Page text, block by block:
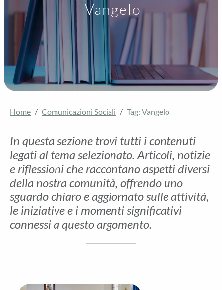
Vangelo
Home Comunicazioni Sociali Tag: Vangelo
In questa sezione trovi tutti i contenuti
legati al tema selezionato. Articoli, notizie
e riflessioni che raccontano aspetti diversi
della nostra comunità, offrendo uno
sguardo chiaro e aggiornato sulle attività,
le iniziative e i momenti significativi
connessi a questo argomento.